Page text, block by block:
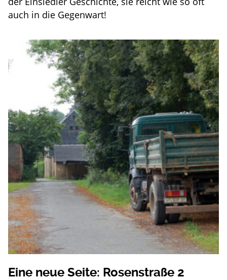
auch in die Gegenwart!
Eine neue Seite: Rosenstraße 2